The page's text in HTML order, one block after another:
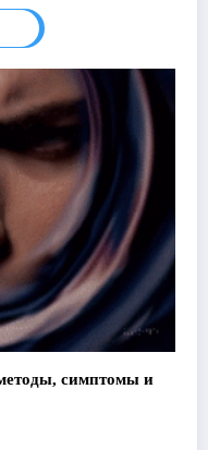
симптомы и